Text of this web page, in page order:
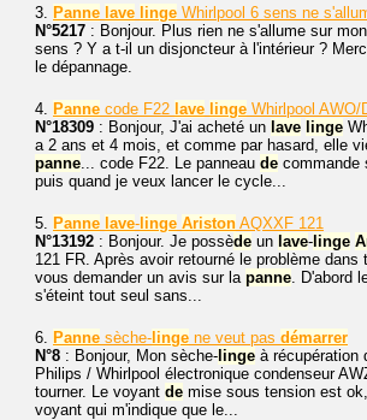
3. Panne lave linge Whirlpool 6 sens ne
N°5217 : Bonjour. Plus rien ne s'allume sur mon
sens ? Y a t-il un disjoncteur à l'intérieur ?
le dépannage.
4. Panne code F22 lave linge Whirlpool AWO/
N°18309 : Bonjour, J'ai acheté un lave linge
a 2 ans et 4 mois, et comme par hasard, elle
panne... code F22. Le panneau de commande
puis quand je veux lancer le cycle...
5. Panne lave- linge Ariston AQXXF 121
N°13192 : Bonjour. Je possède un lave- linge
121 FR. Après avoir retourné le problème
vous demander un avis sur la panne. D'abord
s'éteint tout seul sans...
6. Panne sèche- linge ne veut pas démarrer
N°8 : Bonjour, Mon sèche- linge à récupération
Philips / Whirlpool électronique condenseur
tourner. Le voyant de mise sous tension est
voyant qui m'indique que le...